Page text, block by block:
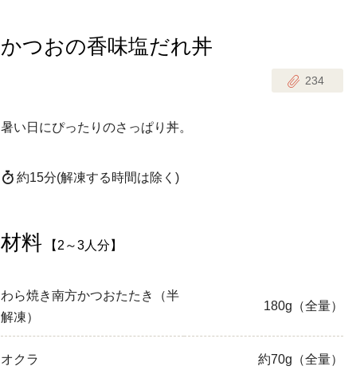
かつおの香味塩だれ丼
234
暑い日にぴったりのさっぱり丼。
約15分(解凍する時間は除く)
材料 【2～3人分】
わら焼き南方かつおたたき（半
解凍）
180g（全量）
オクラ 約70g（全量）
ひとさじのときめき時間
おきらくだ
つくりおき肉魚菜菜セット
有賀薫さんのスープ 飛田和緒さんレシピ
主菜
常備菜・作りおき
コトコト
yumyumいっしょごはん
ぷれーんぺいじ